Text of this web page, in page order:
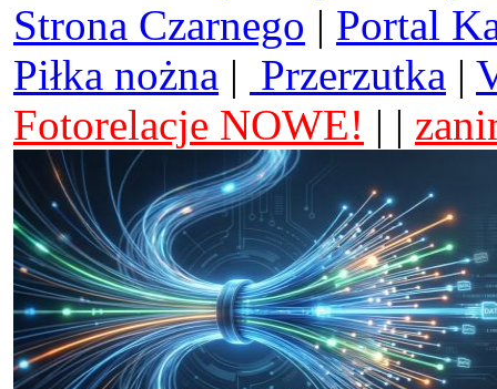
Strona Czarnego | Portal
Piłka nożna | Przerzutka |
Fotorelacje NOWE! | |